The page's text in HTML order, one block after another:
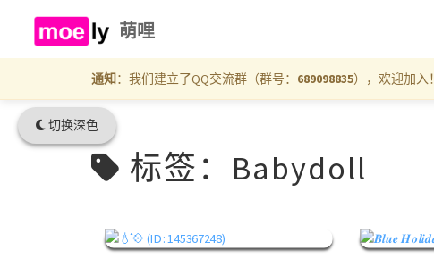
切换深色
萌哩
通知：我们建立了QQ交流群（群号： 689098835），欢迎加入！
标签：Babydoll